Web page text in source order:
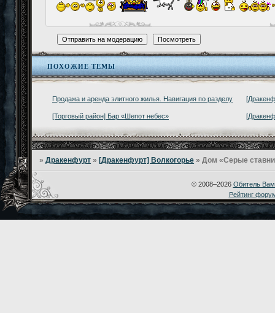
ПОХОЖИЕ ТЕМЫ
Продажа и аренда элитного жилья. Навигация по разделу
[Торговый район] Бар «Шепот небес»
»Дракенфурт » [Дракенфурт] Волкогорье »Дом «Серые
Рейтинг
© 2008–2026 Обитель